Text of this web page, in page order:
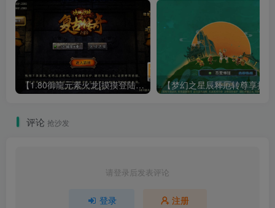
【1.80御龍元素火龙[摸摸登陆器]】战神引擎WIN服务端+GM工具+充值后台+双端+架设教程
评论 抢沙发
请登录后发表评论
登录 注册